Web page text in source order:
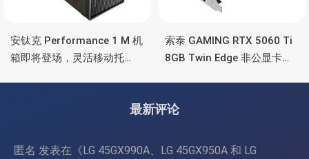
安钛克 Performance 1 M 机
箱即将登场，灵活移动托
索泰 GAMING RTX 5060 Ti
8GB Twin Edge 非公显卡，
最新评论
匿名 发表在《LG 45GX990A、LG 45GX950A 和 LG